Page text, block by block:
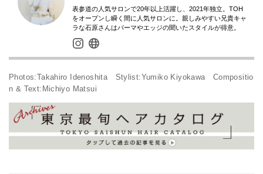
表参道の人気サロンで20年以上活躍し、2021年独立。TOH
をオープンし瞬く間に人気サロンに。親しみやすい兄貴キャ
ラな石原さんはパーマやエッジの聞いたスタイルが得意。
Photos:Takahiro Idenoshita Stylist:Yumiko Kiyokawa Compositio
n & Text:Michiyo Matsui